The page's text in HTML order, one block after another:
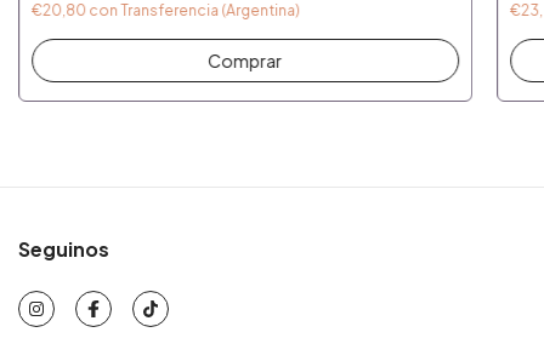
€20,80 conTransferencia (Argentina)
Comprar
Seguinos